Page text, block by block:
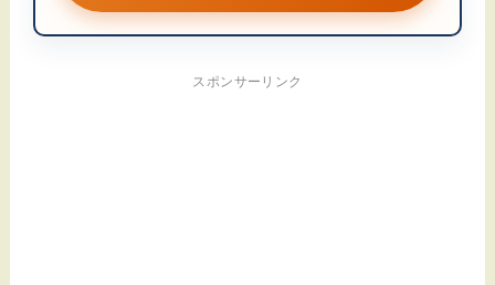
スポンサーリンク